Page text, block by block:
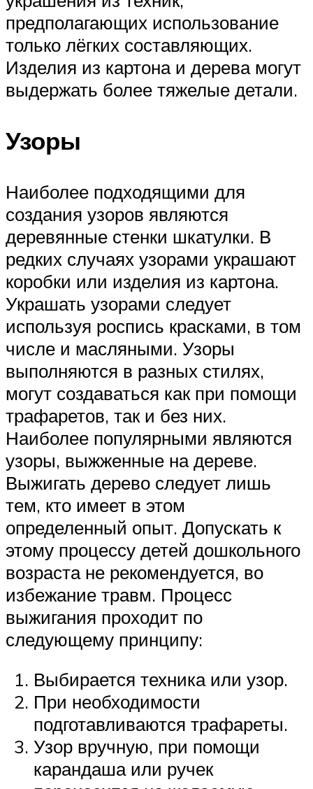
предполагающих использование
только лёгких составляющих.
Изделия из картона и дерева могут
выдержать более тяжелые детали.
Узоры
Наиболее подходящими для
создания узоров являются
деревянные стенки шкатулки. В
редких случаях узорами украшают
коробки или изделия из картона.
Украшать узорами следует
используя роспись красками, в том
числе и масляными. Узоры
выполняются в разных стилях,
могут создаваться как при помощи
трафаретов, так и без них.
Наиболее популярными являются
узоры, выжженные на дереве.
Выжигать дерево следует лишь
тем, кто имеет в этом
определенный опыт. Допускать к
этому процессу детей дошкольного
возраста не рекомендуется, во
избежание травм. Процесс
выжигания проходит по
следующему принципу:
Выбирается техника или узор.
При необходимости
подготавливаются трафареты.
Узор вручную, при помощи
карандаша или ручек